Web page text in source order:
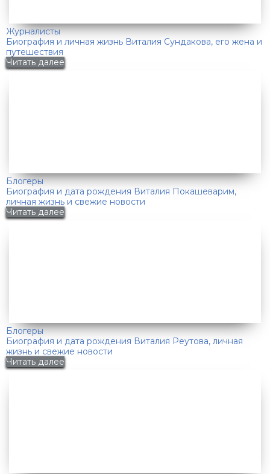
Журналисты
Биография и личная жизнь Виталия Сундакова, его жена и
путешествия
Читать далее
Блогеры
Биография и дата рождения Виталия Покашеварим,
личная жизнь и свежие новости
Читать далее
Блогеры
Биография и дата рождения Виталия Реутова, личная
жизнь и свежие новости
Читать далее